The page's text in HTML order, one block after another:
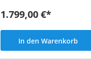
1.799,00 €*
In den Warenkorb